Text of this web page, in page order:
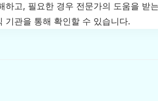
하고, 필요한 경우 전문가의 도움을 받
기관을 통해 확인할 수 있습니다.